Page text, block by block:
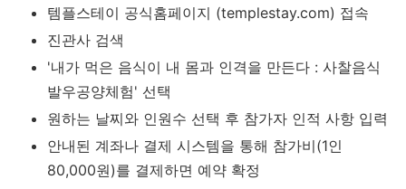
템플스테이 공식홈페이지 (templestay.com) 접속
진관사 검색
'내가 먹은 음식이 내 몸과 인격을 만든다 : 사찰음식
발우공양체험' 선택
원하는 날찌와 인원수 선택 후 참가자 인적 사항 입력
안내된 계좌나 결제 시스템을 통해 참가비(1인
80,000원)를 결제하면 예약 확정